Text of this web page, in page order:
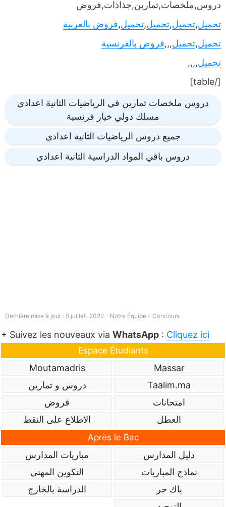
دروس,ملخصات,تمارين,جذاذات,فروض
تحميل,تحميل,تحميل,تحميل,فروض بالعربية
تحميل,تحميل,,,فروض بالفرنسية
تحميل,,,,
[/table]
دروس ملخصات تمارين في الرياضيات الثانية اعدادي
مسلك دولي خيار فرنسية
جميع دروس الرياضيات الثانية اعدادي
دروس باقي المواد الدراسية الثانية اعدادي
Dernière mise à jour : 5 juillet، 2022 - Notre Équipe - Concours
+ Suivez les nouveaux via WhatsApp : Cliquez ici
Espace Étudiants
Massar
Moutamadris
Taalim.ma
دروس و تمارين
امتحانات
فروض
العطل
الاطلاع على النقط
Après le Bac
دليل المدارس
مباريات المدارس
نماذج المباريات
التكوين المهني
باك حر
الدراسة بالخارج